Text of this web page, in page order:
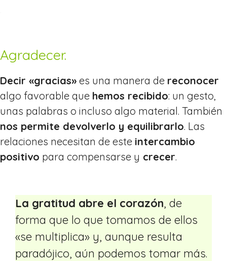
Agradecer.
Decir «gracias» es una manera de reconocer
algo favorable que hemos recibido: un gesto,
unas palabras o incluso algo material. También
nos permite devolverlo y equilibrarlo. Las
relaciones necesitan de este intercambio
positivo para compensarse y crecer.
La gratitud abre el corazón, de
forma que lo que tomamos de ellos
«se multiplica» y, aunque resulta
paradójico, aún podemos tomar más.